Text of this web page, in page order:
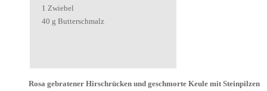
1 Zwiebel
40 g Butterschmalz
Rosa gebratener Hirschrücken und geschmorte Keule mit Steinpilzen